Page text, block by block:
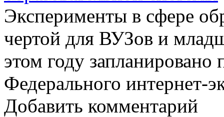
Эксперименты в сфере
чертой для ВУЗов и
этом году запланировано
Федерального интернет-
Добавить комментарий